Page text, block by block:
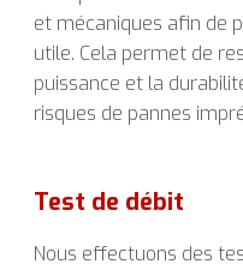
et mécaniques afin de
utile. Cela permet de
puissance et la
risques de pannes
Test de débit
Nous effectuons des